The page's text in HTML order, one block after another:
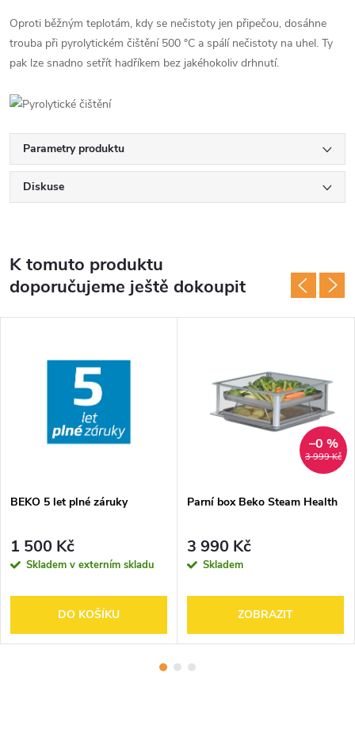
Oproti běžným teplotám, kdy se nečistoty jen připečou, dosáhne
trouba při pyrolytickém čištění 500 °C a spálí nečistoty na uhel. Ty
pak lze snadno setřít hadříkem bez jakéhokoliv drhnutí.
Parametry produktu
Diskuse
K tomuto produktu
doporučujeme ještě dokoupit
BEKO 5 let plné záruky
1 500 Kč
Skladem v externím skladu
DO KOŠÍKU
3 999 Kč
–0 %
Parní box Beko Steam Health
3 990 Kč
Skladem
ZOBRAZIT